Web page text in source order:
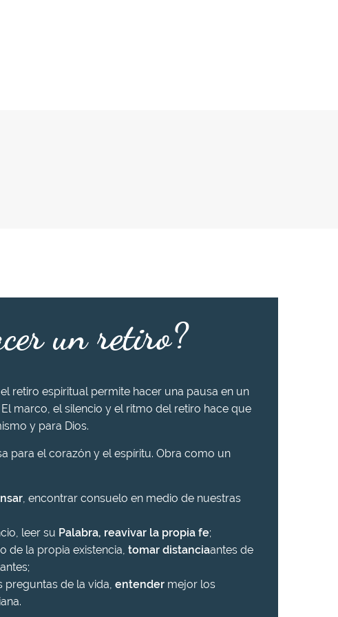
un retiro?
retiro espiritual permite hacer una pausa en un
marco, el silencio y el ritmo del retiro hace que
y para Dios.
para el corazón y el espíritu. Obra como un
, encontrar consuelo en medio de nuestras
leer su Palabra, reavivar la propia fe;
de la propia existencia, tomar distanciaantes de
preguntas de la vida, entender mejor los